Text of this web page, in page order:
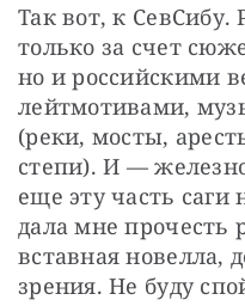
Так вот, к СевСибу.
только за счет
но и российскими
лейтмотивами,
(реки, мосты,
степи). И —
еще эту часть саги
дала мне прочесть
вставная новелла,
зрения. Не буду